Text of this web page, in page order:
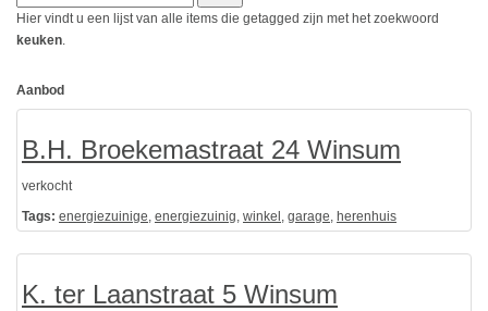
Hier vindt u een lijst van alle items die getagged zijn met het zoekwoord
keuken.
Aanbod
B.H. Broekemastraat 24 Winsum
verkocht
Tags: energiezuinige, energiezuinig, winkel , garage, herenhuis
K. ter Laanstraat 5 Winsum